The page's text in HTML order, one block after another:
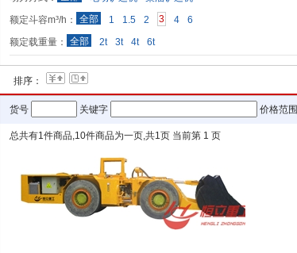
额定斗容m³/h：
全部 1 1.5 2 3 4
6
额定载重量：
全部 2t 3t 4t 6t
排序：
货号 关键字 价格范围
总共有1件商品,10件商品为一页,共1页 当前第 1 页